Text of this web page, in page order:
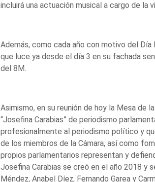
incluirá una actuación musical a cargo de la
Además, como cada año con motivo del
que luce ya desde el día 3 en su fachada
del 8M.
Asimismo, en su reunión de hoy la Mesa de
“Josefina Carabias” de periodismo
profesionalmente al periodismo político y
de los miembros de la Cámara, así como
propios parlamentarios representan y
Josefina Carabias se creó en el año 2018 y
Méndez, Anabel Díez, Fernando Garea y